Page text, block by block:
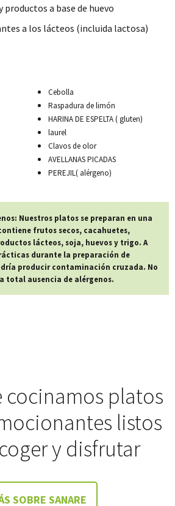
productos a base de huevo
a los lácteos (incluida lactosa)
Cebolla
Raspadura de limón
HARINA DE ESPELTA ( gluten)
laurel
Clavos de olor
AVELLANAS PICADAS
PEREJIL( alérgeno)
Nuestros platos se preparan en una
frutos secos, cacahuetes,
lácteos, soja, huevos y trigo. A
durante la preparación de
producir contaminación cruzada. No
total ausencia de alérgenos.
cocinamos platos
listos
y disfrutar
SOBRE SANARE